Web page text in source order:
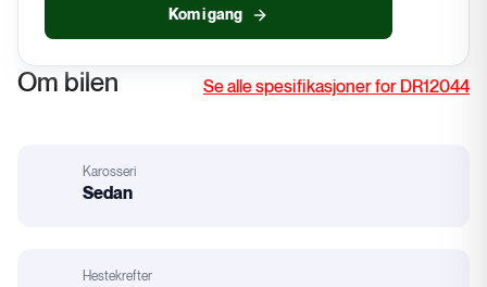
Kom i gang
Om bilen Se alle spesifikasjoner for DR12044
Karosseri
Sedan
Hestekrefter